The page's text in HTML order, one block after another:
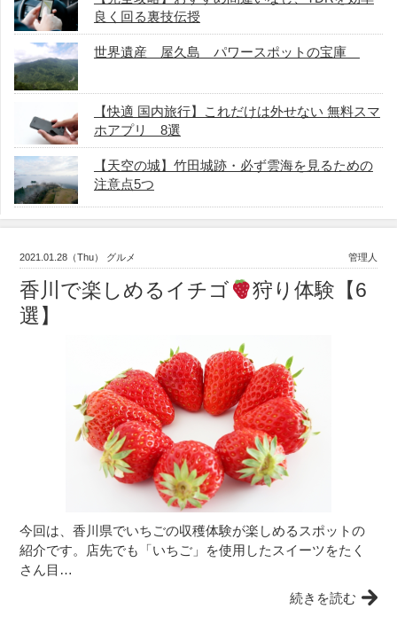
良く回る裏技伝授
世界遺産 屋久島 パワースポットの宝庫
【快適 国内旅行】これだけは外せない 無料スマ
ホアプリ 8選
【天空の城】竹田城跡・必ず雲海を見るための
注意点5つ
2021.01.28（Thu） グルメ 管理人
香川で楽しめるイチゴ
狩り体験【6
選】
今回は、香川県でいちごの収穫体験が楽しめるスポットの
紹介です。店先でも「いちご」を使用したスイーツをたく
さん目…
続きを読む